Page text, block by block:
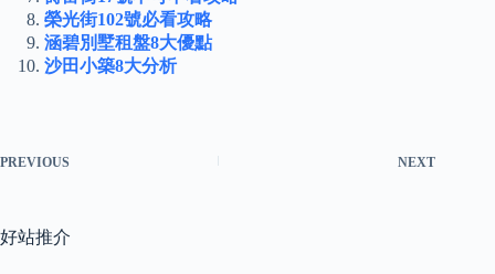
榮光街102號必看攻略
涵碧別墅租盤8大優點
沙田小築8大分析
PREVIOUS NEXT
好站推介